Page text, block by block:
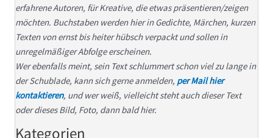
erfahrene Autoren, für Kreative, die etwas präsentieren/zeigen
möchten. Buchstaben werden hier in Gedichte, Märchen, kurzen
Texten von ernst bis heiter hübsch verpackt und sollen in
unregelmäßiger Abfolge erscheinen.
Wer ebenfalls meint, sein Text schlummert schon viel zu lange in
der Schublade, kann sich gerne anmelden, per Mail hier
kontaktieren, und wer weiß, vielleicht steht auch dieser Text
oder dieses Bild, Foto, dann bald hier.
Kategorien